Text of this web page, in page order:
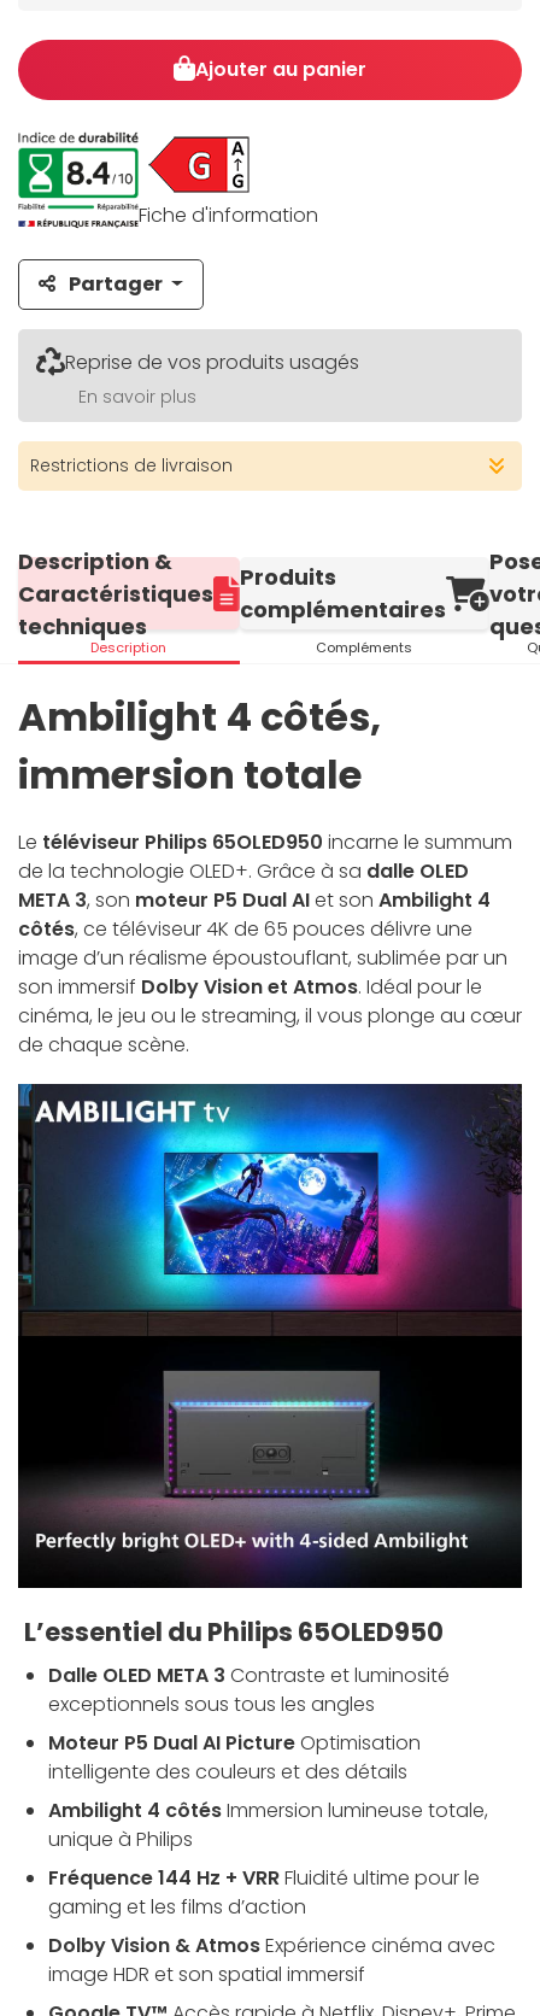
Ajouter au panier
Fiche d'information
Partager
Reprise de vos produits usagés
En savoir plus
Restrictions de livraison
Description &
Caractéristiques
techniques
Description
Produits
complémentaires
Compléments
Ambilight 4 côtés,
immersion totale
Le téléviseur Philips 65OLED950 incarne le summum
de la technologie OLED+. Grâce à sa dalle OLED
META 3, son moteur P5 Dual AIet son Ambilight 4
côtés, ce téléviseur 4K de 65 pouces délivre une
image d’un réalisme époustouflant, sublimée par un
son immersif Dolby Vision et Atmos. Idéal pour le
cinéma, le jeu ou le streaming, il vous plonge au cœur
de chaque scène.
L’essentiel du Philips 65OLED950
Dalle OLED META 3 Contraste et luminosité
exceptionnels sous tous les angles
Moteur P5 Dual AI PictureOptimisation
intelligente des couleurs et des détails
Ambilight 4 côtésImmersion lumineuse totale,
unique à Philips
Fréquence 144 Hz + VRRFluidité ultime pour le
gaming et les films d’action
Dolby Vision & AtmosExpérience cinéma avec
image HDR et son spatial immersif